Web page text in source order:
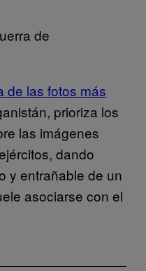
de las fotos más
prioriza los
las imágenes
dando
y entrañable de un
asociarse con el